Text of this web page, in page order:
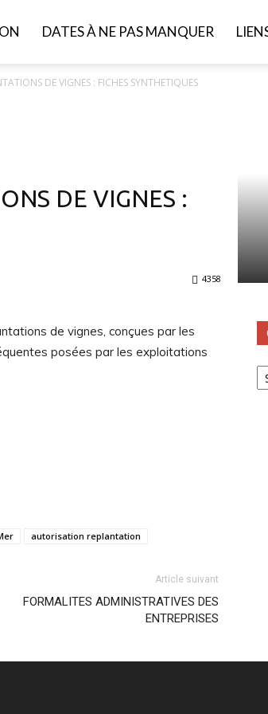
DATES À NE PAS MANQUER
DE VIGNES : FICHES SYNTHETIQUES
DE VIGNES :
4358
de vignes, conçues par les
posées par les exploitations
autorisation replantation
Article suivant
FORMALITES ADMINISTRATIVES DES
ENTREPRISES